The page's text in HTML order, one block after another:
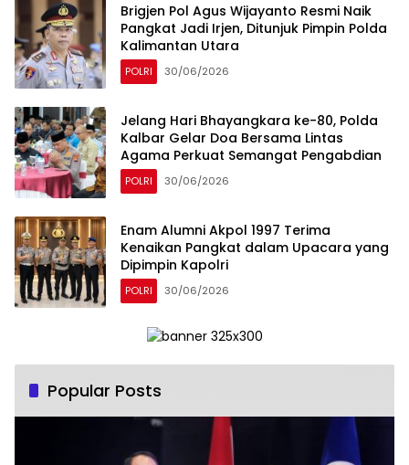
Brigjen Pol Agus Wijayanto Resmi Naik
Pangkat Jadi Irjen, Ditunjuk Pimpin Polda
Kalimantan Utara
POLRI 30/06/2026
Jelang Hari Bhayangkara ke-80, Polda
Kalbar Gelar Doa Bersama Lintas
Agama Perkuat Semangat Pengabdian
POLRI 30/06/2026
Enam Alumni Akpol 1997 Terima
Kenaikan Pangkat dalam Upacara yang
Dipimpin Kapolri
POLRI 30/06/2026
Popular Posts